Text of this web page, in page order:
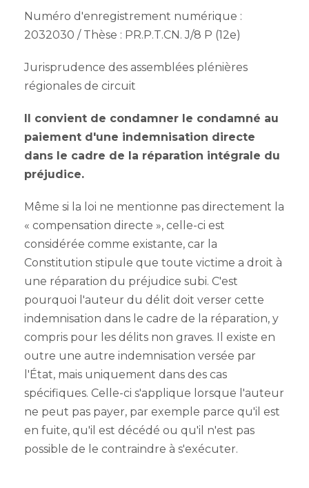
Numéro d'enregistrement numérique :
2032030 / Thèse : PR.P.T.CN. J/8 P (12e)
Jurisprudence des assemblées plénières
régionales de circuit
Il convient de condamner le condamné au
paiement d'une indemnisation directe
dans le cadre de la réparation intégrale du
préjudice.
Même si la loi ne mentionne pas directement la
« compensation directe », celle-ci est
considérée comme existante, car la
Constitution stipule que toute victime a droit à
une réparation du préjudice subi. C'est
pourquoi l'auteur du délit doit verser cette
indemnisation dans le cadre de la réparation, y
compris pour les délits non graves. Il existe en
outre une autre indemnisation versée par
l'État, mais uniquement dans des cas
spécifiques. Celle-ci s'applique lorsque l'auteur
ne peut pas payer, par exemple parce qu'il est
en fuite, qu'il est décédé ou qu'il n'est pas
possible de le contraindre à s'exécuter.